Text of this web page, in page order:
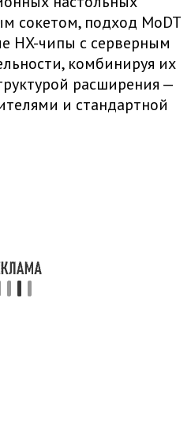
сокетом, подход MoDT
HX-чипы с серверным
комбинируя их
расширения —
и стандартной